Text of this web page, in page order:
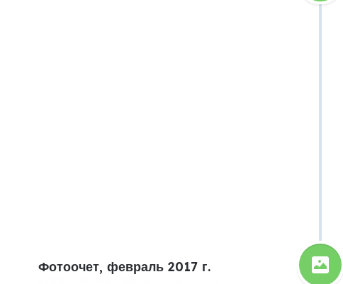
Фотоочет, февраль 2017 г.